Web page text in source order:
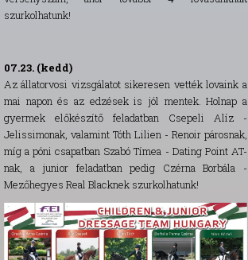
szurkolhatunk!
07.23. (kedd)
Az állatorvosi vizsgálatot sikeresen vették lovaink a
mai napon és az edzések is jól mentek. Holnap a
gyermek előkészítő feladatban Csepeli Alíz -
Jelissimonak, valamint Tóth Lilien - Renoir párosnak,
míg a póni csapatban Szabó Tímea - Dating Point AT-
nak, a junior feladatban pedig Czérna Borbála -
Mezőhegyes Real Blacknek szurkolhatunk!